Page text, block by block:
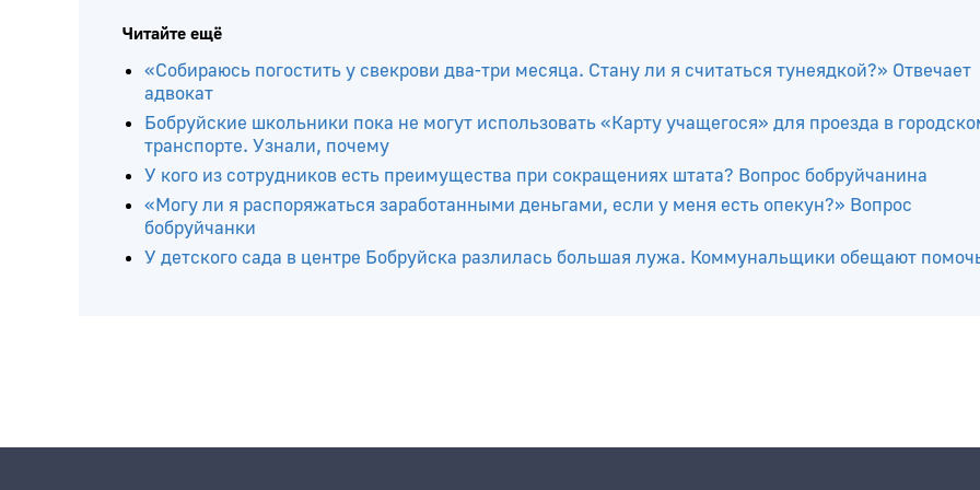
Читайте ещё
«Собираюсь погостить у свекрови два-три месяца. Стану ли я считаться тунеядкой?» Отвечает
адвокат
Бобруйские школьники пока не могут использовать «Карту учащегося» для проезда в
транспорте. Узнали, почему
У кого из сотрудников есть преимущества при сокращениях штата? Вопрос бобруйчанина
«Могу ли я распоряжаться заработанными деньгами, если у меня есть опекун?» Вопрос
бобруйчанки
У детского сада в центре Бобруйска разлилась большая лужа. Коммунальщики обещают